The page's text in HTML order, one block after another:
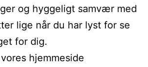
og hyggeligt samvær med
lige når du har lyst for se
for dig.
hjemmeside